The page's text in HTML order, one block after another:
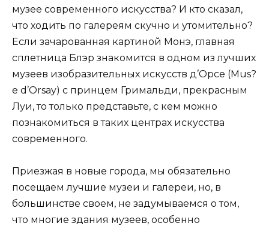
музее современного искусства? И кто сказал,
что ходить по галереям скучно и утомительно?
Если зачарованная картиной Монэ, главная
сплетница Блэр знакомится в одном из лучших
музеев изобразительных искусств д’Орсе (Mus?
e d’Orsay) с принцем Гримальди, прекрасным
Луи, то только представьте, с кем можно
познакомиться в таких центрах искусства
современного.
Приезжая в новые города, мы обязательно
посещаем лучшие музеи и галереи, но, в
большинстве своем, не задумываемся о том,
что многие здания музеев, особенно